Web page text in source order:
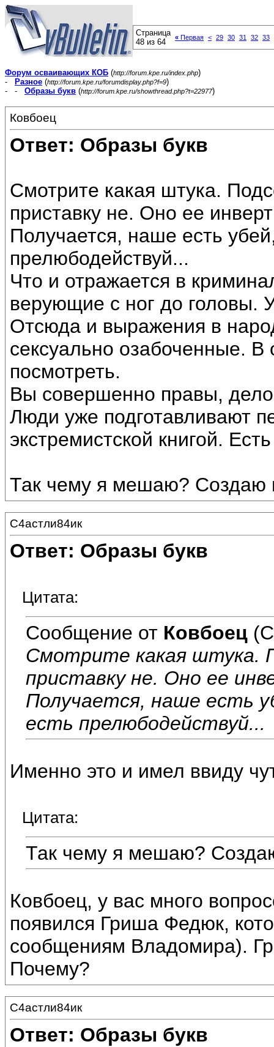
Страница
48 из 64
« Первая < 29 30 31 32 33
Форум осваивающих КОБ (http://forum.kpe.ru/index.php)
-
Разное (http://forum.kpe.ru/forumdisplay.php?f=9)
- - Образы букв (http://forum.kpe.ru/showthread.php?t=22977)
Ковбоец
Ответ: Образы букв
Смотрите какая штука.
приставку не. Оно ее
Получается, наше есть
прелюбодействуй...
Что и отражается в
верующие с ног до головы.
Отсюда и выражения в
сексуально озабоченные.
посмотреть.
Вы совершенно правы,
Люди уже подготавливают
экстремистской книгой.
Так чему я мешаю? Создаю
С4астли84ик
Ответ: Образы букв
Цитата:
Сообщение от Ковбоец
Смотрите какая штука.
приставку не. Оно ее
Получается, наше есть
есть прелюбодействуй...
Именно это и имел ввиду
Цитата:
Так чему я мешаю?
Ковбоец, у вас много
появился Гриша Федюк,
сообщениям Владомира).
Почему?
С4астли84ик
Ответ: Образы букв